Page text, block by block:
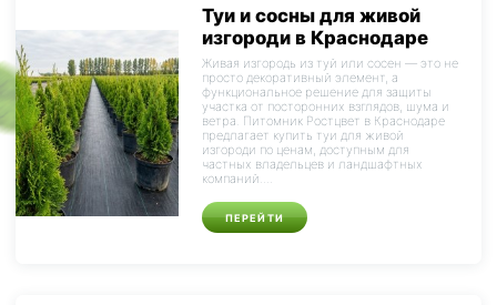
Туи и сосны для живой
изгороди в Краснодаре
Живая изгородь из туй или сосен — это не
просто декоративный элемент, а
функциональное решение для защиты
участка от посторонних взглядов, шума и
ветра. Питомник Ростцвет в Краснодаре
предлагает купить туи для живой
изгороди по ценам, доступным для
частных владельцев и ландшафтных
компаний....
ПЕРЕЙТИ